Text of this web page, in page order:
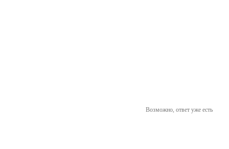
Возможно, ответ уже есть